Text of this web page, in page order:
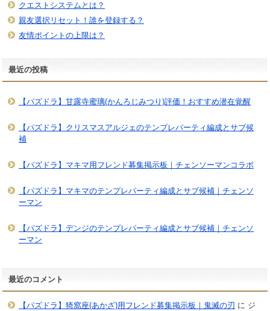
クエストシステムとは？
親友選択リセット！誰を登録する？
友情ポイントの上限は？
最近の投稿
【パズドラ】甘露寺蜜璃(かんろじみつり)評価！おすすめ潜在覚醒
【パズドラ】クリスマスアルジェのテンプレパーティ編成とサブ候
補
【パズドラ】マキマ用フレンド募集掲示板｜チェンソーマンコラボ
【パズドラ】マキマのテンプレパーティ編成とサブ候補｜チェンソ
ーマン
【パズドラ】デンジのテンプレパーティ編成とサブ候補｜チェンソ
ーマン
最近のコメント
【パズドラ】猗窩座(あかざ)用フレンド募集掲示板｜鬼滅の刃 に ジ